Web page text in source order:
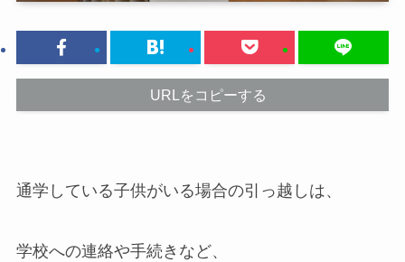
URLをコピーする
通学している子供がいる場合の引っ越しは、
学校への連絡や手続きなど、